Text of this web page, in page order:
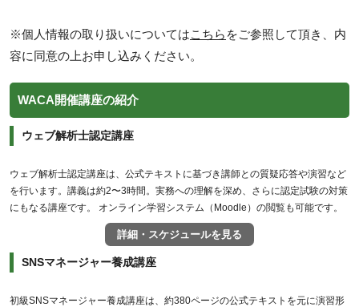
※個人情報の取り扱いについてはこちら をご参照して頂き、内
容に同意の上お申し込みください。
WACA開催講座の紹介
ウェブ解析士認定講座
ウェブ解析士認定講座は、公式テキストに基づき講師との質疑応答や演習など
を行います。講義は約2〜3時間。実務への理解を深め、さらに認定試験の対策
にもなる講座です。 オンライン学習システム（Moodle）の閲覧も可能です。
詳細・スケジュールを見る
SNSマネージャー養成講座
初級SNSマネージャー養成講座は、約380ページの公式テキストを元に演習形